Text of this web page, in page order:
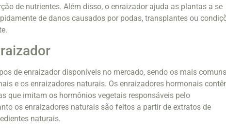
de nutrientes. Além disso, o enraizador ajuda as plantas a se
de danos causados por podas, transplantes ou
de enraizador disponíveis no mercado, sendo os mais
e os enraizadores naturais. Os enraizadores hormonais
que imitam os hormônios vegetais responsáveis pelo
os enraizadores naturais são feitos a partir de extratos de
naturais.